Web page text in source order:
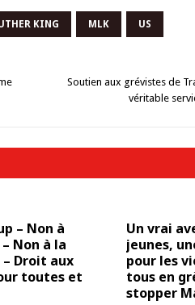
KING MLK US
Soutien aux grévistes de
véritable
– Non à
Non à la
Droit aux
toutes et
Un vrai
jeunes,
pour les
tous en
stopper